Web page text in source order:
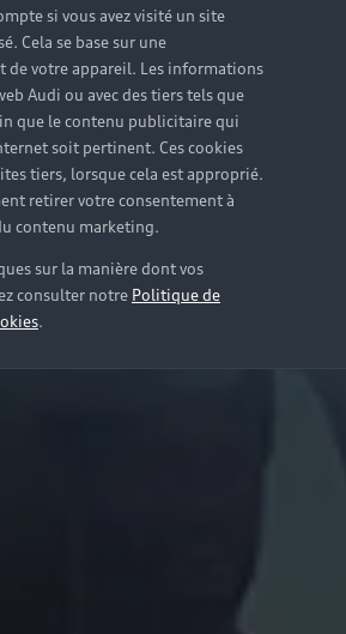
si vous avez visité un site
Cela se base sur une
votre appareil. Les informations
Audi ou avec des tiers tels que
que le contenu publicitaire qui
soit pertinent. Ces cookies
tiers, lorsque cela est approprié.
retirer votre consentement à
contenu marketing.
sur la manière dont vos
consulter notre Politique de
.